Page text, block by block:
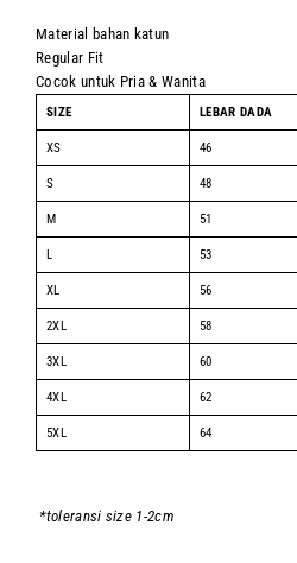
Material bahan katun
Regular Fit
Cocok untuk Pria & Wanita
SIZE LEBAR DADA
XS 46
S 48
M 51
L 53
XL 56
2XL 58
3XL 60
4XL 62
5XL 64
*toleransi size 1-2cm